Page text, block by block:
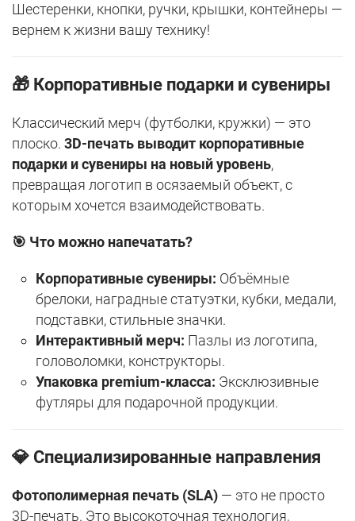
Шестеренки, кнопки, ручки, крышки, контейнеры —
вернем к жизни вашу технику!
🎁 Корпоративные подарки и сувениры
Классический мерч (футболки, кружки) — это
плоско. 3D-печать выводит корпоративные
подарки и сувениры на новый уровень,
превращая логотип в осязаемый объект, с
которым хочется взаимодействовать.
🎯 Что можно напечатать?
Корпоративные сувениры: Объёмные
брелоки, наградные статуэтки, кубки, медали,
подставки, стильные значки.
Интерактивный мерч: Пазлы из логотипа,
головоломки, конструкторы.
Упаковка premium-класса: Эксклюзивные
футляры для подарочной продукции.
💎 Специализированные направления
Фотополимерная печать (SLA) — это не просто
3D-печать. Это высокоточная технология,